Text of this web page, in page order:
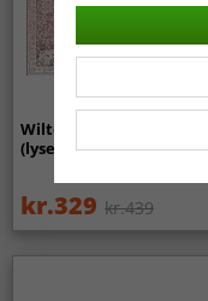
Wilton-tæppe - Gombalia
(lyserød)
kr.329 kr.439